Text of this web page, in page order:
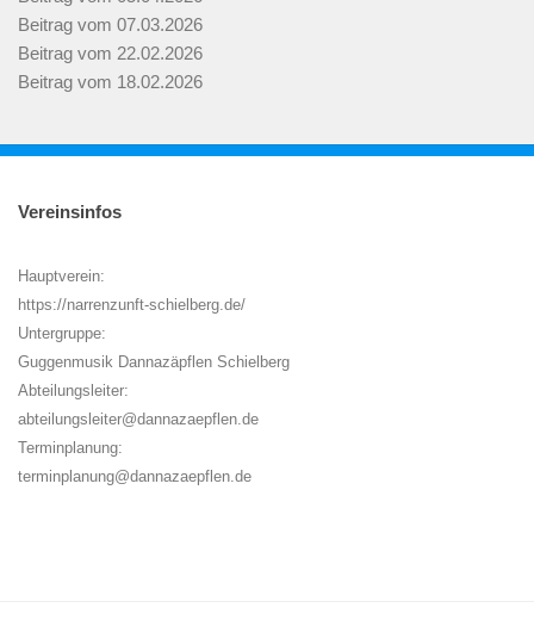
Beitrag vom 07.03.2026
Beitrag vom 22.02.2026
Beitrag vom 18.02.2026
Vereinsinfos
Hauptverein:
https://narrenzunft-schielberg.de/
Untergruppe:
Guggenmusik Dannazäpflen Schielberg
Abteilungsleiter:
abteilungsleiter@dannazaepflen.de
Terminplanung:
terminplanung@dannazaepflen.de